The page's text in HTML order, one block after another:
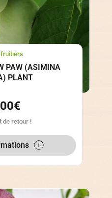
fruitiers
PAW (ASIMINA
PLANT
€
de retour !